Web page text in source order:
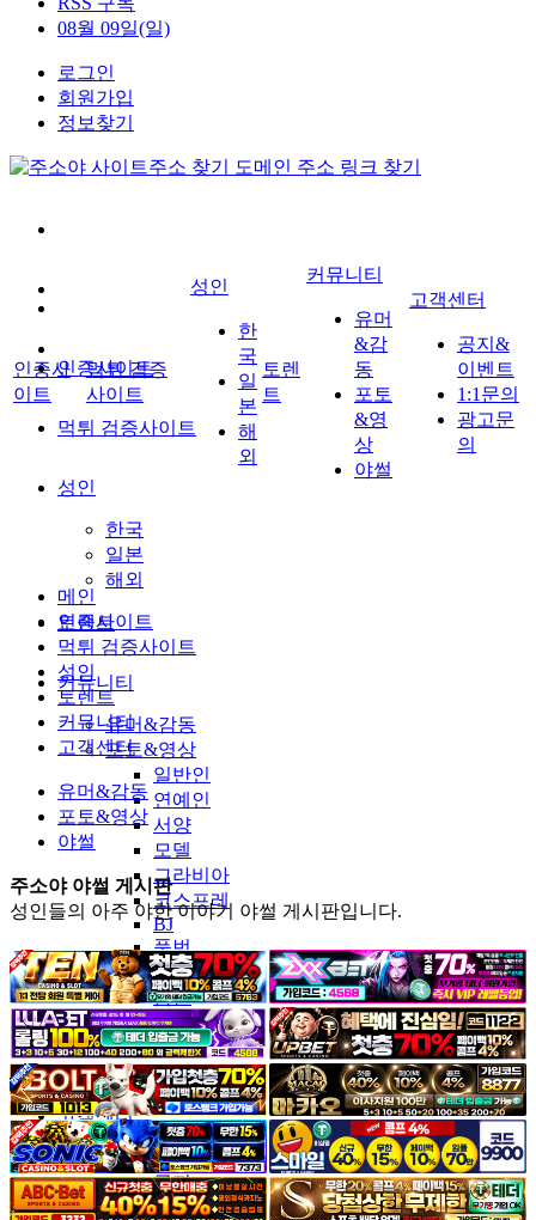
08월 09일(일)
로그인
회원가입
정보찾기
인증사이트
먹튀 검증사이트
성인
한국
일본
해외
토렌트
커뮤니티
유머&감동
포토&영상
일반인
연예인
서양
모델
그라비아
코스프레
BJ
품번
후방주의
움짤
스포츠
기타
야썰
고객센터
공지&이벤트
공지
1:1문의
인증사
이트
먹튀 검증
사이트
성인
한
국
일
본
해
외
토렌
트
커뮤니티
유머
&감
동
포토
&영
상
야썰
고객센터
공지&
이벤트
1:1문의
광고문
의
메인
인증사이트
먹튀 검증사이트
성인
토렌트
커뮤니티
고객센터
유머&감동
포토&영상
야썰
주소야 야썰 게시판
성인들의 아주 야한 이야기 야썰 게시판입니다.